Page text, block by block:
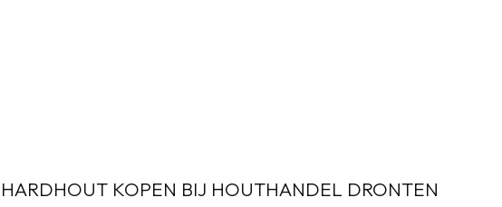
HARDHOUT KOPEN BIJ HOUTHANDEL DRONTEN